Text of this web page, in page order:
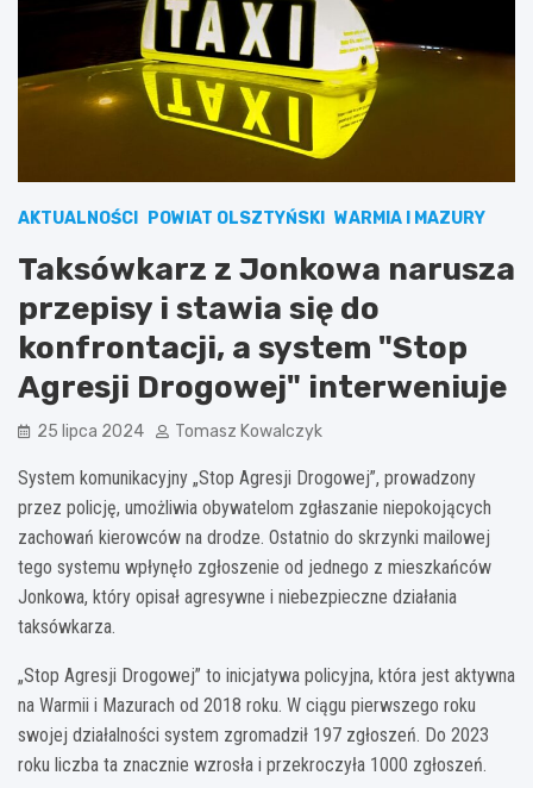
AKTUALNOŚCI POWIAT OLSZTYŃSKI WARMIA I MAZURY
Taksówkarz z Jonkowa narusza
przepisy i stawia się do
konfrontacji, a system "Stop
Agresji Drogowej" interweniuje
25 lipca 2024 Tomasz Kowalczyk
System komunikacyjny „Stop Agresji Drogowej”, prowadzony
przez policję, umożliwia obywatelom zgłaszanie niepokojących
zachowań kierowców na drodze. Ostatnio do skrzynki mailowej
tego systemu wpłynęło zgłoszenie od jednego z mieszkańców
Jonkowa, który opisał agresywne i niebezpieczne działania
taksówkarza.
„Stop Agresji Drogowej” to inicjatywa policyjna, która jest aktywna
na Warmii i Mazurach od 2018 roku. W ciągu pierwszego roku
swojej działalności system zgromadził 197 zgłoszeń. Do 2023
roku liczba ta znacznie wzrosła i przekroczyła 1000 zgłoszeń.